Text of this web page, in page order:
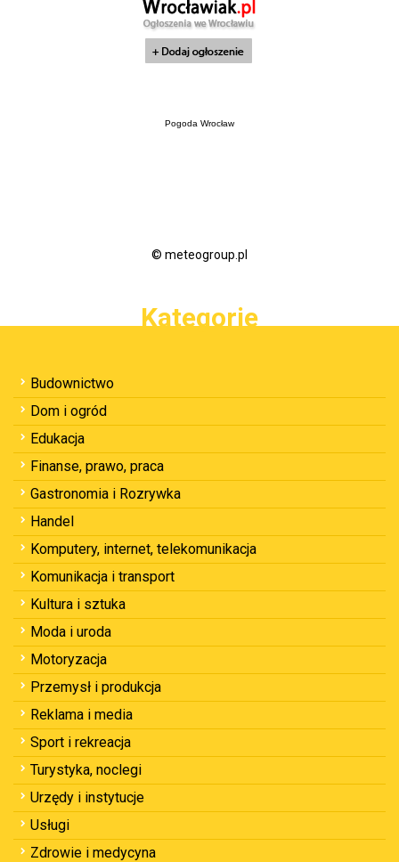
Pogoda Wrocław
© meteogroup.pl
Kategorie
Budownictwo
Dom i ogród
Edukacja
Finanse, prawo, praca
Gastronomia i Rozrywka
Handel
Komputery, internet, telekomunikacja
Komunikacja i transport
Kultura i sztuka
Moda i uroda
Motoryzacja
Przemysł i produkcja
Reklama i media
Sport i rekreacja
Turystyka, noclegi
Urzędy i instytucje
Usługi
Zdrowie i medycyna